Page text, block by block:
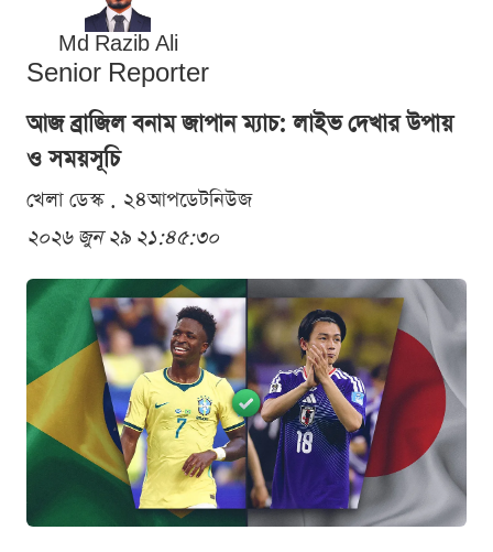
Md Razib Ali
Senior Reporter
আজ ব্রাজিল বনাম জাপান ম্যাচ: লাইভ দেখার উপায়
ও সময়সূচি
খেলা ডেস্ক . ২৪আপডেটনিউজ
২০২৬ জুন ২৯ ২১:৪৫:৩০